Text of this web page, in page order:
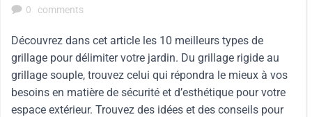
0
comments
Découvrez dans cet article les 10 meilleurs types de
grillage pour délimiter votre jardin. Du grillage rigide au
grillage souple, trouvez celui qui répondra le mieux à vos
besoins en matière de sécurité et d’esthétique pour votre
espace extérieur. Trouvez des idées et des conseils pour